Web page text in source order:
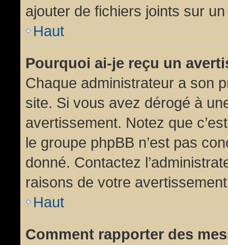
ajouter de fichiers joints sur
Haut
Pourquoi ai-je reçu un
Chaque administrateur a son
site. Si vous avez dérogé à
avertissement. Notez que
le groupe phpBB n’est pas
donné. Contactez
raisons de votre
Haut
Comment rapporter des